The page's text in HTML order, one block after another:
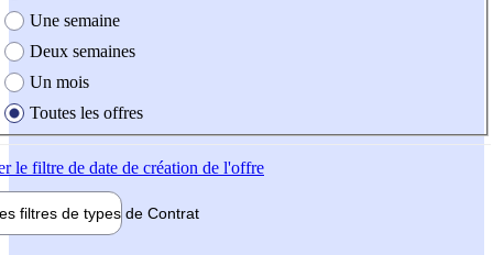
Une semaine
Deux semaines
Un mois
Toutes les offres
le filtre de date de création de l'offre
filtres de types de Contrat